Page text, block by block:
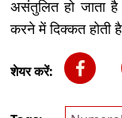
असंतुलित हो जाता
करने में दिक्कत होती
शेयर करें: